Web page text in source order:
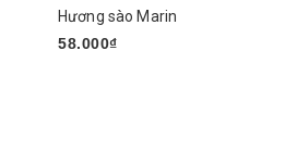
Hương sào Marin
58.000₫